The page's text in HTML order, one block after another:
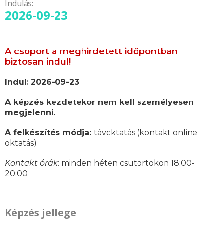
Indulás:
2026-09-23
A csoport a meghirdetett időpontban
biztosan indul!
Indul: 2026-09-23
A képzés kezdetekor nem kell személyesen
megjelenni.
A felkészítés módja: távoktatás (kontakt online
oktatás)
Kontakt órák: minden héten csütörtökön 18:00-
20:00
Képzés jellege